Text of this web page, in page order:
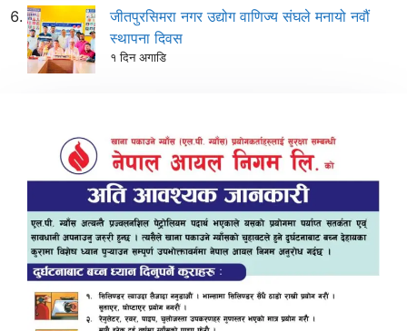
जीतपुरसिमरा नगर उद्योग वाणिज्य संघले मनायो नवौं
स्थापना दिवस
१ दिन अगाडि